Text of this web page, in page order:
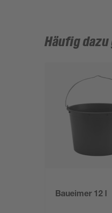
Häufig
Baueimer 12 l